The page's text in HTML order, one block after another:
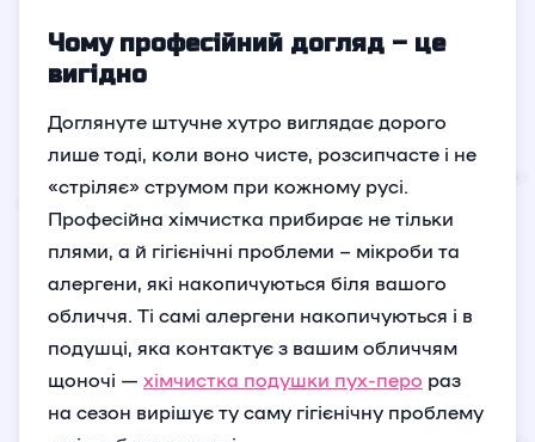
Чому професійний догляд – це
вигідно
Доглянуте штучне хутро виглядає дорого
лише тоді, коли воно чисте, розсипчасте і не
«стріляє» струмом при кожному русі.
Професійна хімчистка прибирає не тільки
плями, а й гігієнічні проблеми – мікроби та
алергени, які накопичуються біля вашого
обличчя. Ті самі алергени накопичуються і в
подушці, яка контактує з вашим обличчям
щоночі — хімчистка подушки пух-перо раз
на сезон вирішує ту саму гігієнічну проблему